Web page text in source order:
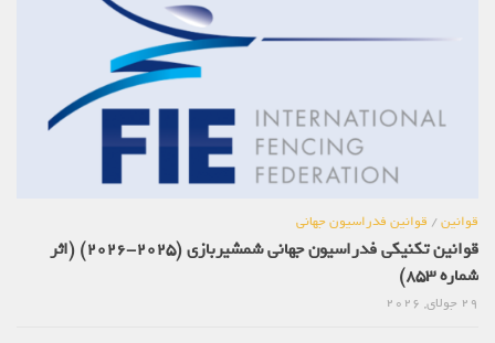
قوانین/قوانین فدراسیون جهانی
قوانین تکنیکی فدراسیون جهانی شمشیربازی (2025-2026) (اثر
شماره 853)